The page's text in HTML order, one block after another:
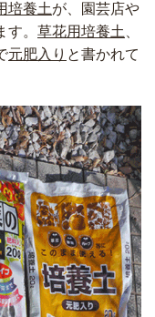
培養土が、園芸店や
。 草花用培養土、
元肥入り と書かれて